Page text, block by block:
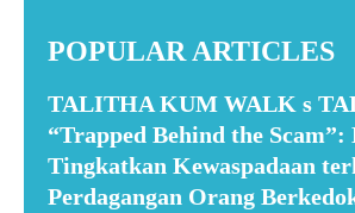
POPULAR ARTICLES
TALITHA KUM WALK s
“Trapped Behind the Scam”:
Tingkatkan Kewaspadaan
Perdagangan Orang